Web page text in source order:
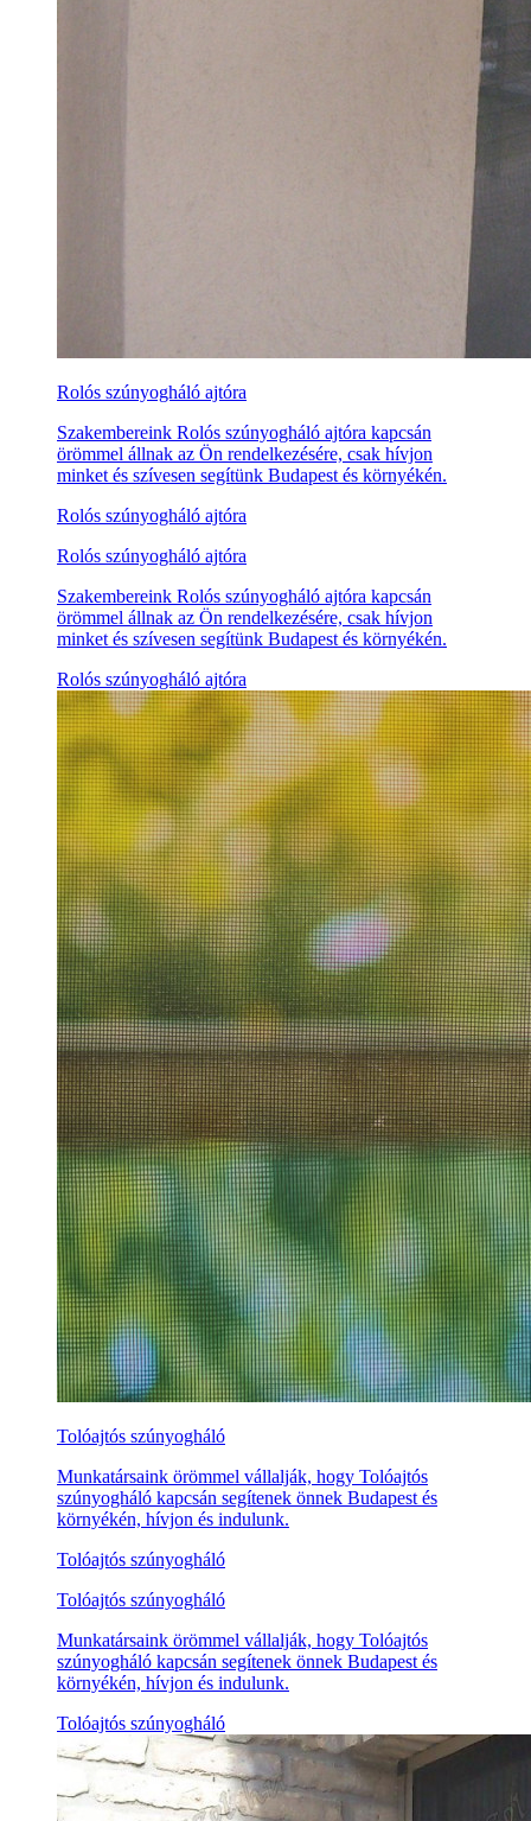
Rolós szúnyogháló ajtóra
Szakembereink Rolós szúnyogháló ajtóra kapcsán
örömmel állnak az Ön rendelkezésére, csak hívjon
minket és szívesen segítünk Budapest és környékén.
Rolós szúnyogháló ajtóra
Rolós szúnyogháló ajtóra
Szakembereink Rolós szúnyogháló ajtóra kapcsán
örömmel állnak az Ön rendelkezésére, csak hívjon
minket és szívesen segítünk Budapest és környékén.
Rolós szúnyogháló ajtóra
Tolóajtós szúnyogháló
Munkatársaink örömmel vállalják, hogy Tolóajtós
szúnyogháló kapcsán segítenek önnek Budapest és
környékén, hívjon és indulunk.
Tolóajtós szúnyogháló
Tolóajtós szúnyogháló
Munkatársaink örömmel vállalják, hogy Tolóajtós
szúnyogháló kapcsán segítenek önnek Budapest és
környékén, hívjon és indulunk.
Tolóajtós szúnyogháló